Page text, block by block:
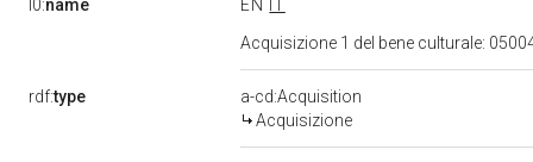
l0:name EN
IT
Acquisizione 1 del bene culturale:
rdf:type
a-cd:Acquisition
Acquisizione